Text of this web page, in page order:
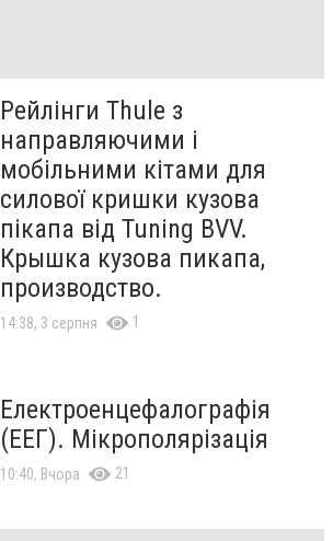
Рейлінги Thule з
направляючими і
мобільними кітами для
силової кришки кузова
пікапа від Tuning BVV.
Крышка кузова пикапа,
производство.
14:38, 3 серпня 1
Електроенцефалографія
(ЕЕГ). Мікрополярізація
10:40, Вчора 21